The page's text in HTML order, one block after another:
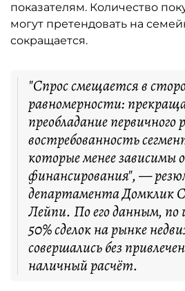
показателям. Количество
могут претендовать на
сокращается.
"Спрос смещается в
равномерности:
преобладание
востребованность
которые менее зависимы
финансирования", —
департамента Домклик
Лейпи. По его данным, по
50% сделок на рынке
совершались без
наличный расчёт.